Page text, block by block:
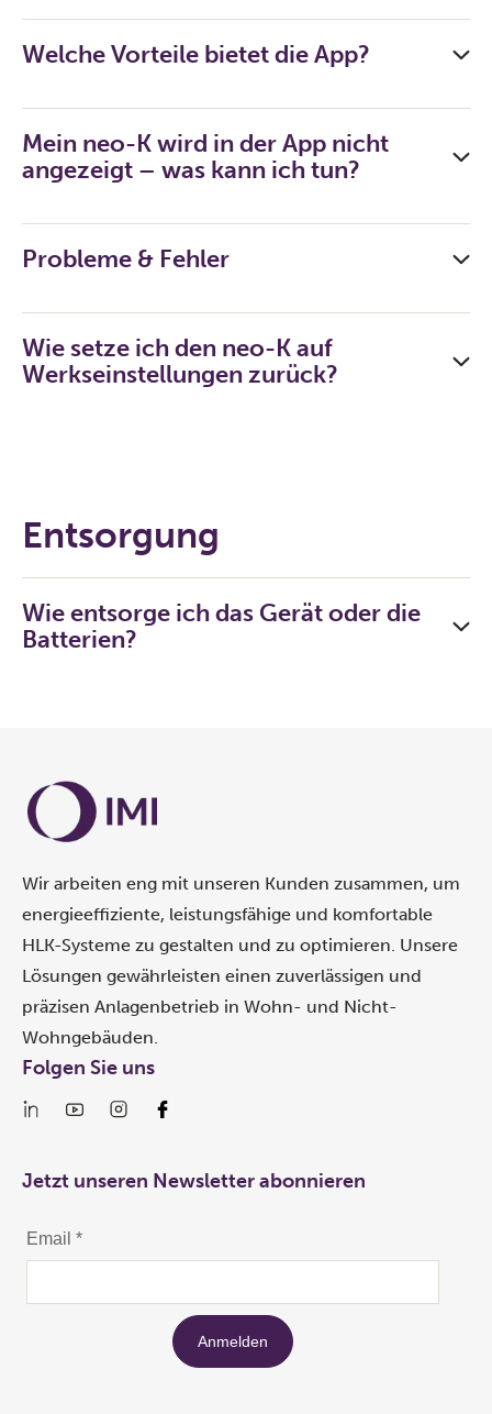
Welche Vorteile bietet die App?
Mein neo-K wird in der App nicht
angezeigt – was kann ich tun?
Probleme & Fehler
Wie setze ich den neo-K auf
Werkseinstellungen zurück?
Entsorgung
Wie entsorge ich das Gerät oder die
Batterien?
Wir arbeiten eng mit unseren Kunden zusammen, um
energieeffiziente, leistungsfähige und komfortable
HLK-Systeme zu gestalten und zu optimieren. Unsere
Lösungen gewährleisten einen zuverlässigen und
präzisen Anlagenbetrieb in Wohn- und Nicht-
Wohngebäuden.
Folgen Sie uns
Jetzt unseren Newsletter abonnieren